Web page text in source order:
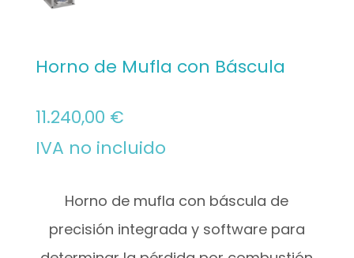
Horno de Mufla con Báscula
11.240,00 €
IVA no incluido
Horno de mufla con báscula de
precisión integrada y software para